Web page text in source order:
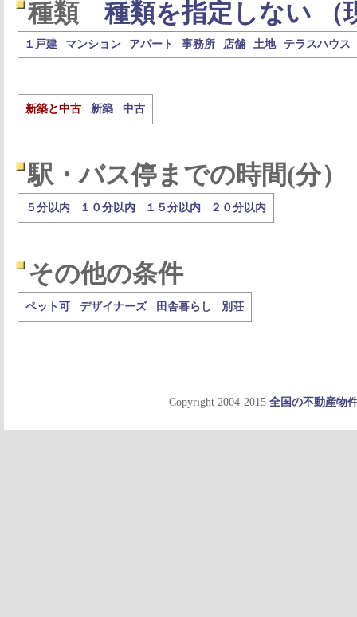
種類 種類を指定しない （
１戸建 マンション アパート 事務所 店舗 土地 テラスハウス
新築と中古 新築 中古
駅・バス停までの時間(分）
５分以内 １０分以内 １５分以内 ２０分以内
その他の条件
ペット可 デザイナーズ 田舎暮らし 別荘
Copyright 2004-2015 全国の不動産物